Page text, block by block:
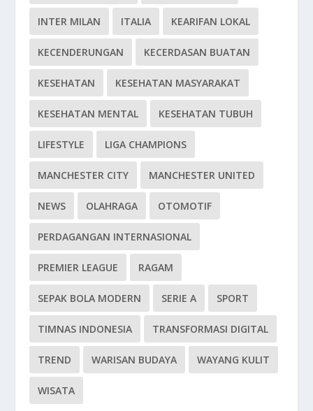
INTER MILAN ITALIA KEARIFAN LOKAL
KECENDERUNGAN KECERDASAN BUATAN
KESEHATAN KESEHATAN MASYARAKAT
KESEHATAN MENTAL KESEHATAN TUBUH
LIFESTYLE LIGA CHAMPIONS
MANCHESTER CITY MANCHESTER UNITED
NEWS OLAHRAGA OTOMOTIF
PERDAGANGAN INTERNASIONAL
PREMIER LEAGUE RAGAM
SEPAK BOLA MODERN SERIE A SPORT
TIMNAS INDONESIA TRANSFORMASI DIGITAL
TREND WARISAN BUDAYA WAYANG KULIT
WISATA